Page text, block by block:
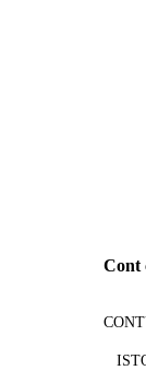
Cont